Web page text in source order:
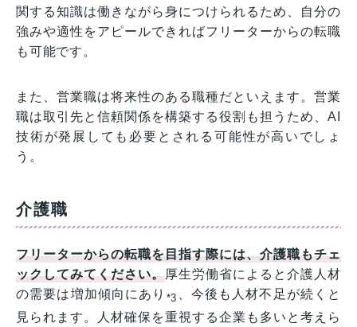
関する知識は働きながら身につけられるため、自分の
強みや適性をアピールできればフリーターからの転職
も可能です。
また、営業職は将来性のある職種だといえます。営業
職は取引先と信頼関係を構築する役割も担うため、AI
技術が発展しても必要とされる可能性が高いでしょ
う。
介護職
フリーターからの転職を目指す際には、介護職もチェ
ックしてみてください。厚生労働省によると介護人材
の需要は増加傾向にあり *3 、今後も人材不足が続くと
見られます。人材確保を重視する企業も多いと考えら